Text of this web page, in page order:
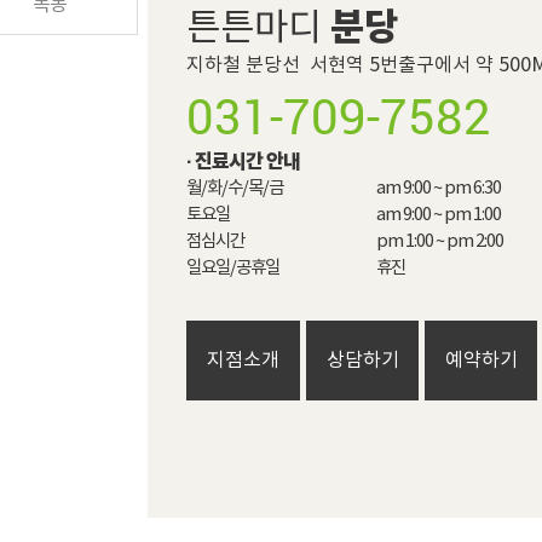
목동
튼튼마디 분당
지하철 분당선  서현역 5번출구에서 약
031-709-7582
· 진료시간 안내
월/화/수/목/금
토요일
점심시간
일요일/공휴일
am 9:00 ~ pm 6:30
am 9:00 ~ pm 1:00
pm 1:00 ~ pm 2:00​
휴진
지점소개 상담하기 예약하기